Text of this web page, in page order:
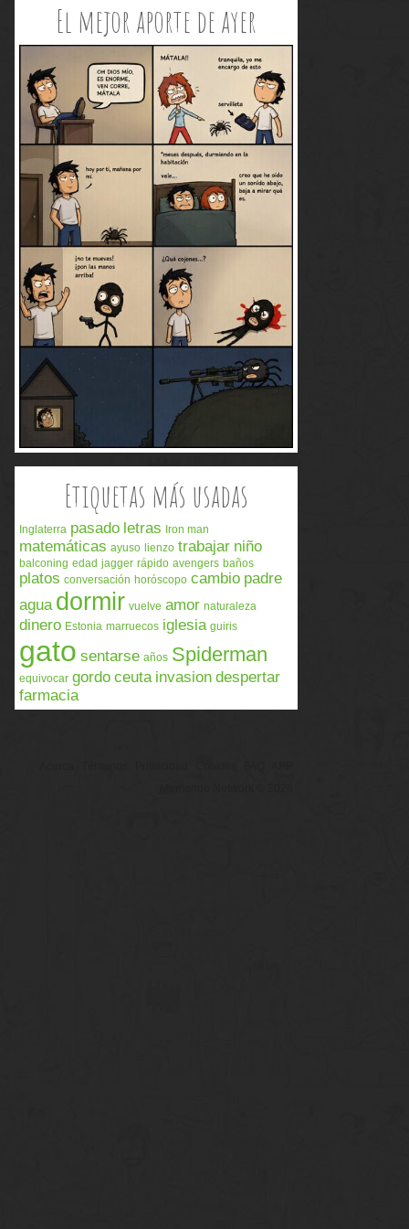
El mejor aporte de ayer
Etiquetas más usadas
Inglaterra pasado letras Iron man
matemáticas ayuso lienzo trabajar niño
balconing edad jagger rápido avengers baños
platos conversación horóscopo cambio padre
agua dormir vuelve amor naturaleza
dinero Estonia marruecos iglesia guiris
gato sentarse años Spiderman
equivocar gordo ceuta invasion despertar
farmacia